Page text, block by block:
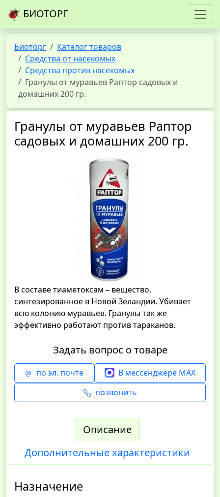
БИОТОРГ
Биоторг
Каталог товаров
Средства от насекомых
Средства против насекомых
Гранулы от муравьев Раптор садовых и
домашних 200 гр.
Гранулы от муравьев Раптор
садовых и домашних 200 гр.
В составе тиаметоксам – вещество,
синтезированное в Новой Зеландии. Убивает
всю колонию муравьев. Гранулы так же
эффективно работают против тараканов.
Задать вопрос о товаре
по эл. почте
В мессенджере MAX
позвонить
Описание
Дополнительные характеристики
Назначение